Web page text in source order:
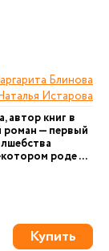
Блинова
Истарова
автор книг в
роман — первый
роде ...
Купить